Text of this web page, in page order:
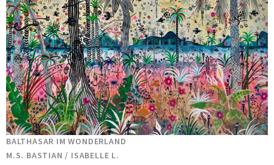
BALTHASAR IM WONDERLAND
M.S. BASTIAN / ISABELLE L.